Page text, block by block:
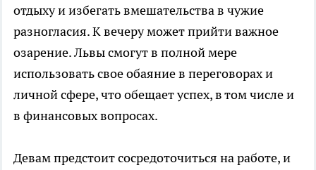
отдыху и избегать вмешательства в чужие
разногласия. К вечеру может прийти важное
озарение. Львы смогут в полной мере
использовать свое обаяние в переговорах и
личной сфере, что обещает успех, в том числе и
в финансовых вопросах.
Девам предстоит сосредоточиться на работе, и